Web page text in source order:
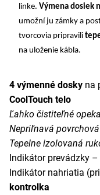
linke. Výmena dosiek
umožní ju zámky a
tvorcovia pripravili
na uloženie kábla.
4 výmenné dosky na
CoolTouch telo
Ľahko čistiteľné
Nepriľnavá
Tepelne izolovaná
Indikátor prevádzky –
Indikátor nahriatia
kontrolka